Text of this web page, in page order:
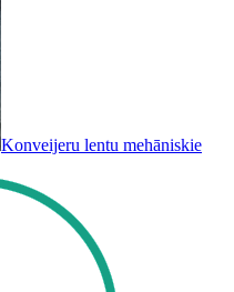
Konveijeru lentu mehāniskie